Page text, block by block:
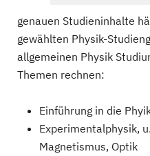
genauen Studieninhalte
gewählten Physik-
allgemeinen Physik
Themen rechnen:
Einführung in die
Experimentalphysik,
Magnetismus, Optik